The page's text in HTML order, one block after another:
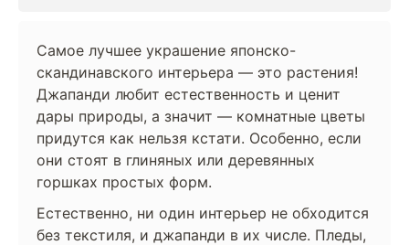
Самое лучшее украшение японско-
скандинавского интерьера — это растения!
Джапанди любит естественность и ценит
дары природы, а значит — комнатные цветы
придутся как нельзя кстати. Особенно, если
они стоят в глиняных или деревянных
горшках простых форм.
Естественно, ни один интерьер не обходится
без текстиля, и джапанди в их числе. Пледы,